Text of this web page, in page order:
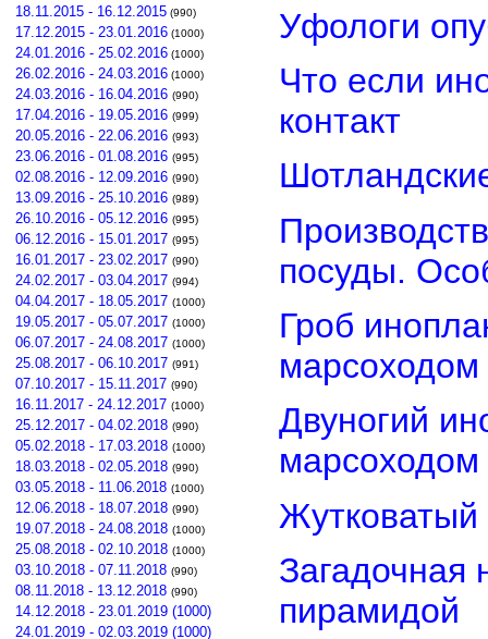
18.11.2015 - 16.12.2015 (990)
17.12.2015 - 23.01.2016 (1000)
24.01.2016 - 25.02.2016 (1000)
26.02.2016 - 24.03.2016 (1000)
24.03.2016 - 16.04.2016 (990)
17.04.2016 - 19.05.2016 (999)
20.05.2016 - 22.06.2016 (993)
23.06.2016 - 01.08.2016 (995)
02.08.2016 - 12.09.2016 (990)
13.09.2016 - 25.10.2016 (989)
26.10.2016 - 05.12.2016 (995)
06.12.2016 - 15.01.2017 (995)
16.01.2017 - 23.02.2017 (990)
24.02.2017 - 03.04.2017 (994)
04.04.2017 - 18.05.2017 (1000)
19.05.2017 - 05.07.2017 (1000)
06.07.2017 - 24.08.2017 (1000)
25.08.2017 - 06.10.2017 (991)
07.10.2017 - 15.11.2017 (990)
16.11.2017 - 24.12.2017 (1000)
25.12.2017 - 04.02.2018 (990)
05.02.2018 - 17.03.2018 (1000)
18.03.2018 - 02.05.2018 (990)
03.05.2018 - 11.06.2018 (1000)
12.06.2018 - 18.07.2018 (990)
19.07.2018 - 24.08.2018 (1000)
25.08.2018 - 02.10.2018 (1000)
03.10.2018 - 07.11.2018 (990)
08.11.2018 - 13.12.2018 (990)
14.12.2018 - 23.01.2019 (1000)
24.01.2019 - 02.03.2019 (1000)
Уфологи
Что если
контакт
посуды.
Гроб
марсоходом
Двуногий
марсоходом
Загадочная
пирамидой